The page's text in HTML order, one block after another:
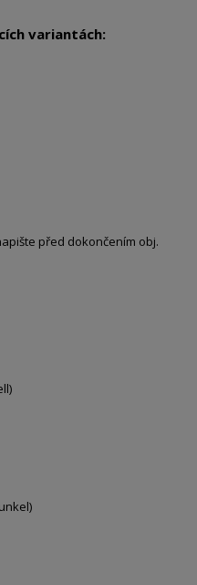
variantách:
před dokončením obj.